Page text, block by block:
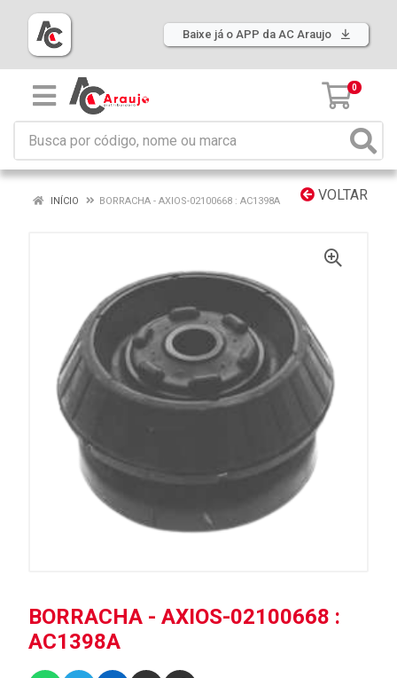
Baixe já o APP da AC Araujo
0
VOLTAR
INÍCIO BORRACHA - AXIOS-02100668 : AC1398A
BORRACHA - AXIOS-02100668 :
AC1398A